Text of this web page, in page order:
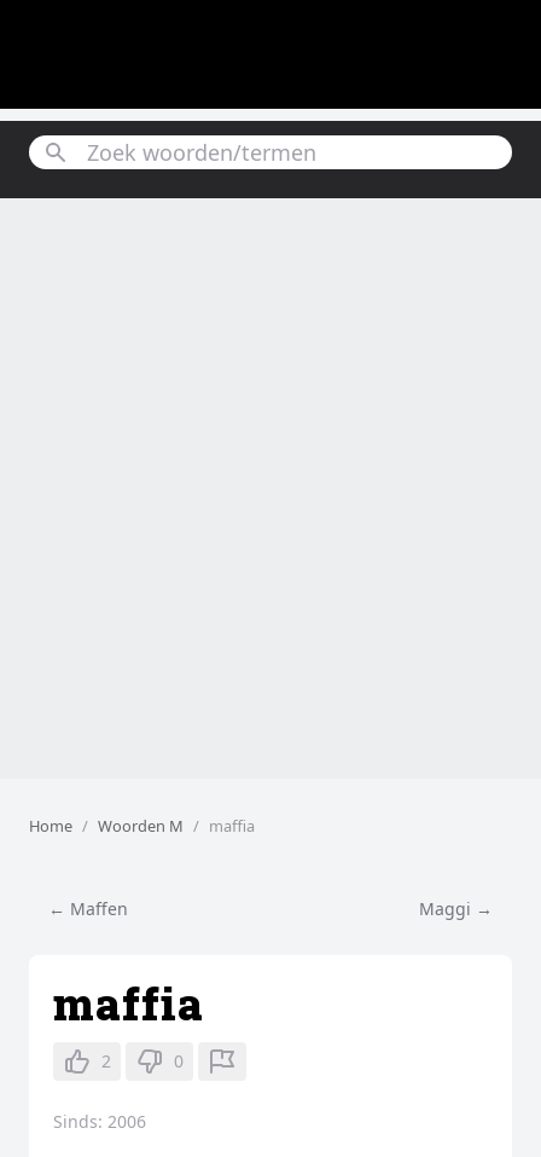
Home Woorden M maffia
← Maffen Maggi →
maffia
2 0
Sinds: 2006